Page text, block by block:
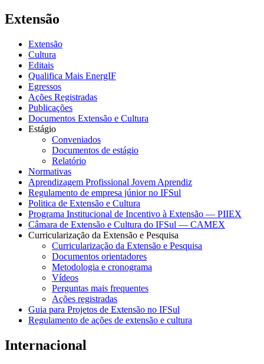
Extensão
Extensão
Cultura
Editais
Qualifica Mais EnergIF
Egressos
Ações Registradas
Publicações
Documentos Extensão e Cultura
Estágio
Conveniados
Documentos de estágio
Relatório
Normativas
Aprendizagem Profissional Jovem Aprendiz
Regulamento de empresa júnior no IFSul
Politica de Extensão e Cultura
Programa Institucional de Incentivo à Extensão — PIIEX
Câmara de Extensão e Cultura do IFSul — CAMEX
Curricularização da Extensão e Pesquisa
Curricularização da Extensão e Pesquisa
Documentos orientadores
Metodologia e cronograma
Vídeos
Perguntas mais frequentes
Ações registradas
Guia para Projetos de Extensão no IFSul
Regulamento de ações de extensão e cultura
Internacional